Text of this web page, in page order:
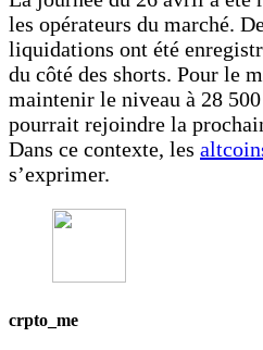
les opérateurs du marché.
liquidations ont été
du côté des shorts. Pour le
maintenir le niveau à 28
pourrait rejoindre la
Dans ce contexte, les
s’exprimer.
crpto_me